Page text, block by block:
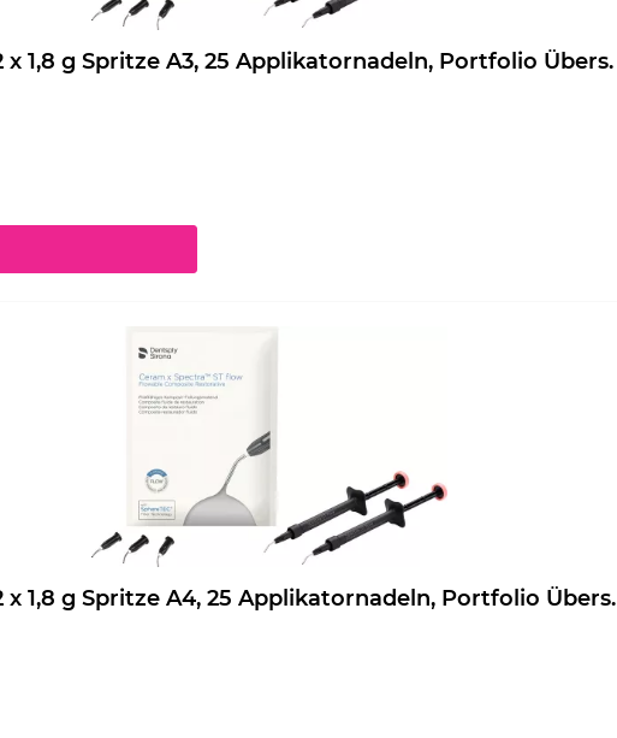
Spectra ST flow Nachfüllpackung 2 x 1,8 g Spritze A3, 25 Applikatornadeln, Portfolio Übers.
um die Anzahl zu erhöhen oder zu reduzieren.
Spectra ST flow Nachfüllpackung 2 x 1,8 g Spritze A4, 25 Applikatornadeln, Portfolio Übers.